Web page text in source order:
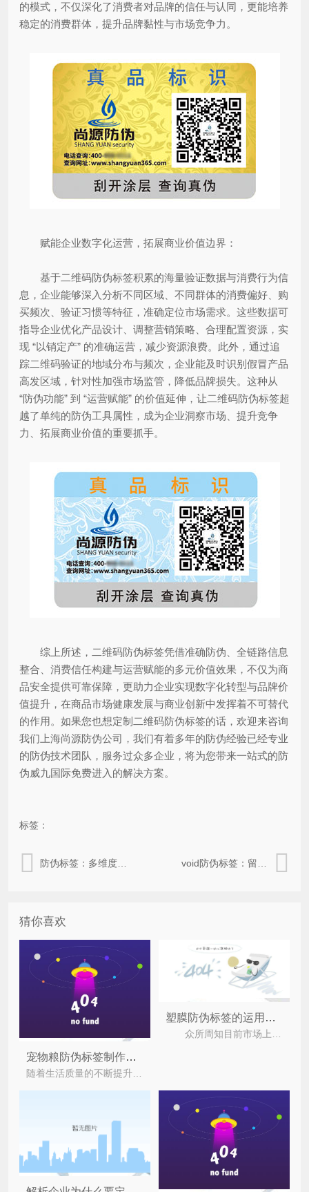
的模式，不仅深化了消费者对品牌的信任与认同，更能培养
稳定的消费群体，提升品牌黏性与市场竞争力。
赋能企业数字化运营，拓展商业价值边界：
基于二维码防伪标签积累的海量验证数据与消费行为信
息，企业能够深入分析不同区域、不同群体的消费偏好、购
买频次、验证习惯等特征，准确定位市场需求。这些数据可
指导企业优化产品设计、调整营销策略、合理配置资源，实
现 “以销定产” 的准确运营，减少资源浪费。此外，通过追
踪二维码验证的地域分布与频次，企业能及时识别假冒产品
高发区域，针对性加强市场监管，降低品牌损失。这种从
“防伪功能” 到 “运营赋能” 的价值延伸，让二维码防伪标签超
越了单纯的防伪工具属性，成为企业洞察市场、提升竞争
力、拓展商业价值的重要抓手。
综上所述，二维码防伪标签凭借准确防伪、全链路信息
整合、消费信任构建与运营赋能的多元价值效果，不仅为商
品安全提供可靠保障，更助力企业实现数字化转型与品牌价
值提升，在商品市场健康发展与商业创新中发挥着不可替代
的作用。如果您也想定制二维码防伪标签的话，欢迎来咨询
我们上海尚源防伪公司，我们有着多年的防伪经验已经专业
的防伪技术团队，服务过众多企业，将为您带来一站式的防
伪威九国际免费进入的解决方案。
标签：
防伪标签：多维度彰显的价值效果 void防伪标签：留痕特性赋予的优势好处
猜你喜欢
宠物粮防伪标签制作为产品带来的价值
随着生活质量的不断提升，当代的人愈来愈喜爱养宠物，很多人都会选择养宠物来陪伴自己，随之而来的
塑膜防伪标签的运用能够给品牌带来什么作用？